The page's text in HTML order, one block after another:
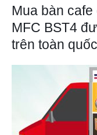
Mua bàn
MFC BST4
trên toàn quốc